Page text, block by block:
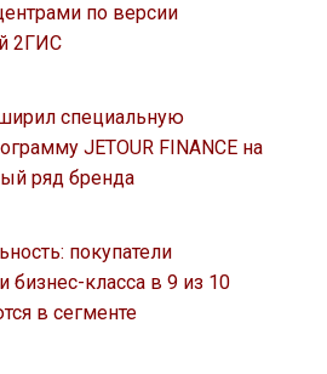
по версии
2ГИС
специальную
JETOUR FINANCE на
ряд бренда
покупатели
бизнес-класса в 9 из 10
в сегменте